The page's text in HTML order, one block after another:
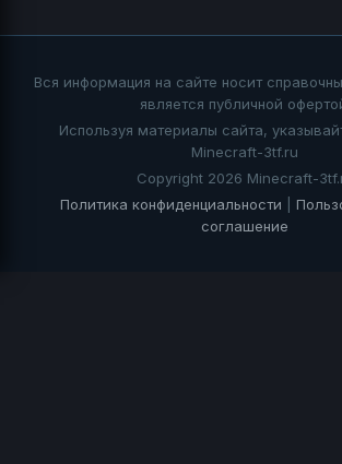
Вся информация на сайте носит
является публичной
Используя материалы сайта,
Minecraft-3tf.ru
Copyright 2026 Minecraft-
Политика конфиденциальности
соглашение